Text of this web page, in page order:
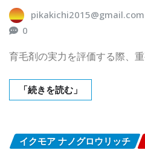
pikakichi2015@gmail.com
0
育毛剤の実力を評価する際、
「続きを読む」
イクモア ナノグロウリッチ